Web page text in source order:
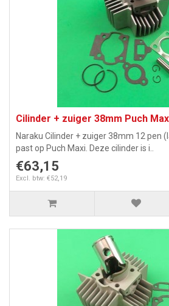
Cilinder + zuiger 38mm Puch
Naraku Cilinder + zuiger 38mm 12 pen
past op Puch Maxi. Deze cilinder is i..
€63,15
Excl. btw: €52,19